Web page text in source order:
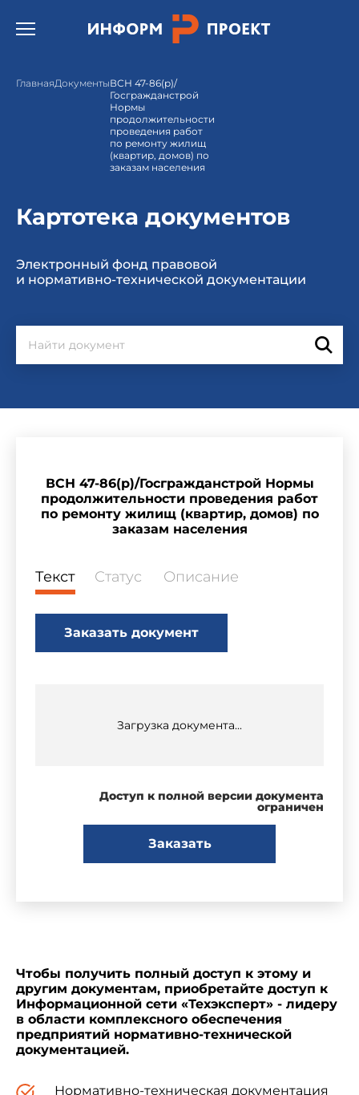
Открыть бургер меню.
ГлавнаяДокументыВСН 47-86(р)/
Госгражданстрой
Нормы
продолжительности
проведения работ
по ремонту жилищ
(квартир, домов) по
заказам населения
Картотека документов
Электронный фонд правовой
и нормативно-технической документации
ВСН 47-86(р)/Госгражданстрой Нормы
продолжительности проведения работ
по ремонту жилищ (квартир, домов) по
заказам населения
Текст Статус Описание
Заказать документ
Загрузка документа...
Доступ к полной версии документа
ограничен
Заказать
Чтобы получить полный доступ к этому и
другим документам, приобретайте доступ к
Информационной сети «Техэксперт» - лидеру
в области комплексного обеспечения
предприятий нормативно-технической
документацией.
Нормативно-техническая документация